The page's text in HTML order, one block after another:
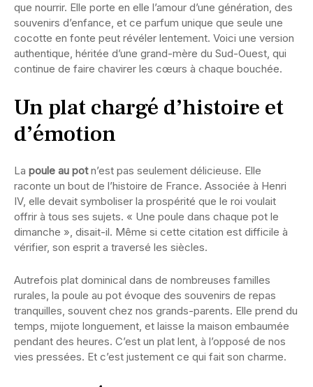
que nourrir. Elle porte en elle l’amour d’une génération, des
souvenirs d’enfance, et ce parfum unique que seule une
cocotte en fonte peut révéler lentement. Voici une version
authentique, héritée d’une grand-mère du Sud-Ouest, qui
continue de faire chavirer les cœurs à chaque bouchée.
Un plat chargé d’histoire et
d’émotion
La poule au potn’est pas seulement délicieuse. Elle
raconte un bout de l’histoire de France. Associée à Henri
IV, elle devait symboliser la prospérité que le roi voulait
offrir à tous ses sujets. « Une poule dans chaque pot le
dimanche », disait-il. Même si cette citation est difficile à
vérifier, son esprit a traversé les siècles.
Autrefois plat dominical dans de nombreuses familles
rurales, la poule au pot évoque des souvenirs de repas
tranquilles, souvent chez nos grands-parents. Elle prend du
temps, mijote longuement, et laisse la maison embaumée
pendant des heures. C’est un plat lent, à l’opposé de nos
vies pressées. Et c’est justement ce qui fait son charme.